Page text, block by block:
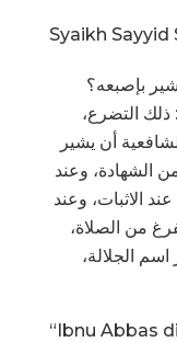
Syaikh
بإصبعه؟
التضرع،
أن يشير
الشهادة، وعند
الاثبات، وعند
من الصلاة،
الجلالة،
“Ibnu Abbas